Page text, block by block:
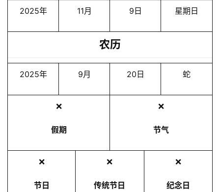
2025年 11月 9日 星期日
农历
2025年 9月 20日 蛇
❌
假期
❌
节气
❌
节日
❌
传统节日
❌
纪念日